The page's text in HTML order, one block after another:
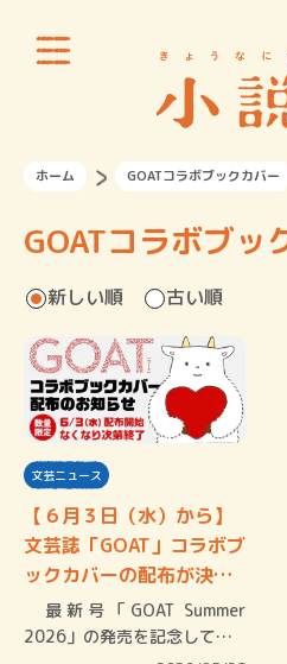
ホーム GOATコラボブックカバー
GOATコラボブッ
新しい順 古い順
文芸ニュース
【６月３日（水）から】
文芸誌「GOAT」コラボブ
ックカバーの配布が決
定…
最新号「GOAT Summer
2026」の発売を記念して…